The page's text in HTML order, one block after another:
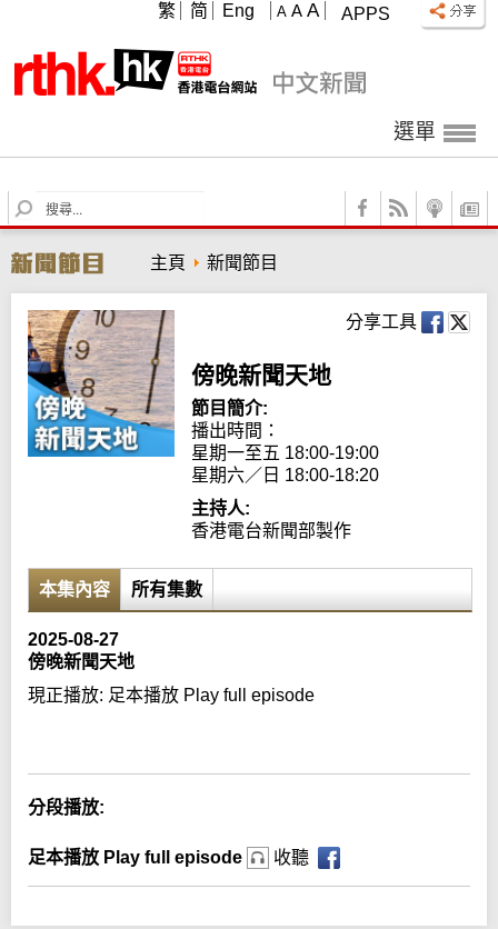
APPS
A A A
繁 简 Eng
選單
S
e
r
c
h
主頁 新聞節目
分享工具
傍晚新聞天地
節目簡介:
播出時間：
星期一至五 18:00-19:00
星期六／日 18:00-18:20
主持人:
香港電台新聞部製作
本集內容 所有集數
2025-08-27
傍晚新聞天地
現正播放: 足本播放 Play full episode
分段播放:
足本播放 Play full episode 收聽